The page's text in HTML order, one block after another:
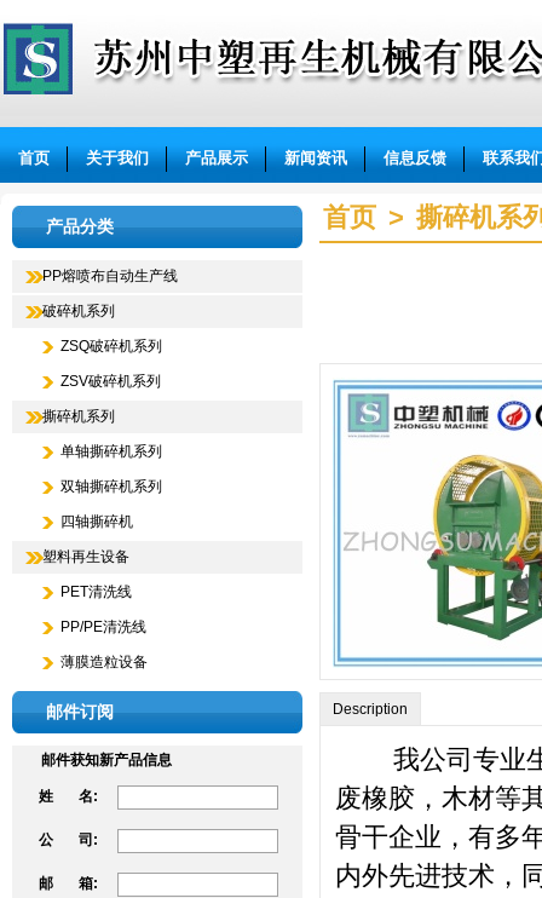
苏州中塑再生机械有限公司
首页 关于我们 产品展示 新闻资讯 信息反馈 联系我
产品分类
PP熔喷布自动生产线
破碎机系列
ZSQ破碎机系列
ZSV破碎机系列
撕碎机系列
单轴撕碎机系列
双轴撕碎机系列
四轴撕碎机
塑料再生设备
PET清洗线
PP/PE清洗线
薄膜造粒设备
邮件订阅
邮件获知新产品信息
姓 名:
公 司:
邮 箱:
首页 > 撕碎机系
Description
我公司专业生
废橡胶，木材等
骨干企业，有多
内外先进技术，